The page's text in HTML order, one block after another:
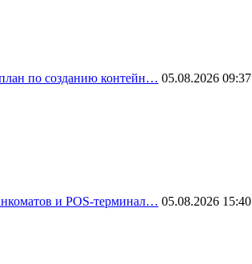
по созданию контейн… 05.08.2026 09:37
и POS-терминал… 05.08.2026 15:40